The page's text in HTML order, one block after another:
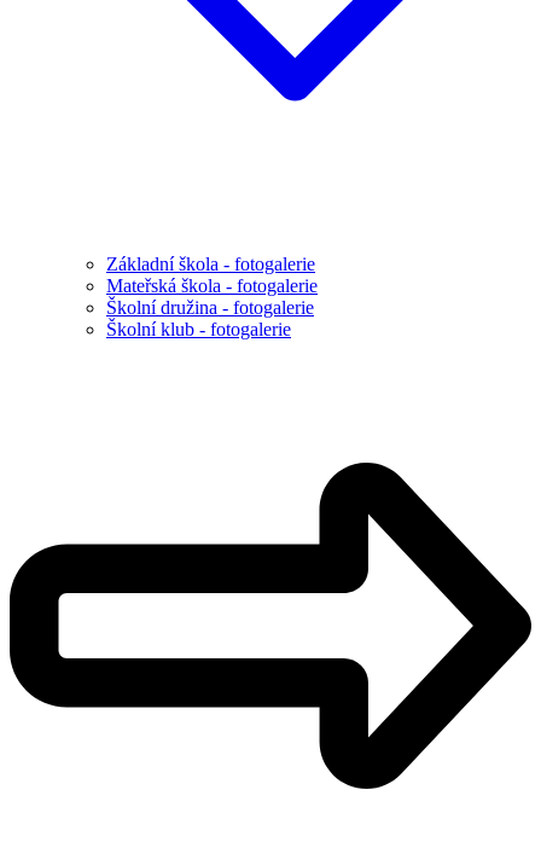
Základní škola - fotogalerie
Mateřská škola - fotogalerie
Školní družina - fotogalerie
Školní klub - fotogalerie